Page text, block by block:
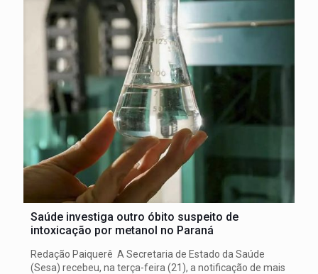
Saúde investiga outro óbito suspeito de
intoxicação por metanol no Paraná
Redação Paiquerê A Secretaria de Estado da Saúde
(Sesa) recebeu, na terça-feira (21), a notificação de mais